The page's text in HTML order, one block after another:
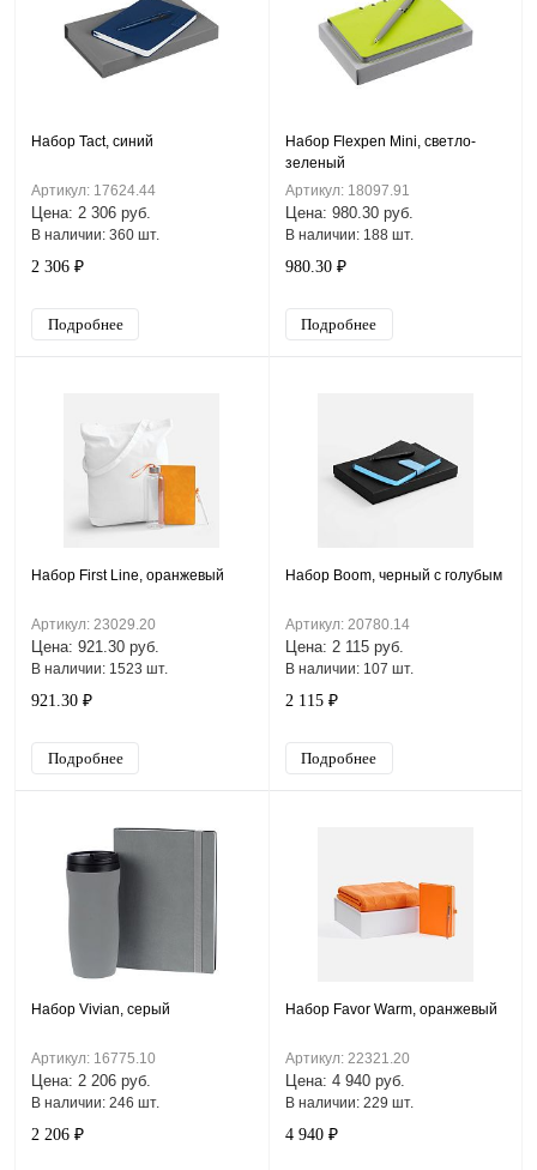
Набор Tact, синий
Артикул: 17624.44
Цена: 2 306 руб.
В наличии: 360 шт.
2 306 ₽
Подробнее
Набор Flexpen Mini, светло-
зеленый
Артикул: 18097.91
Цена: 980.30 руб.
В наличии: 188 шт.
980.30 ₽
Подробнее
Набор First Line, оранжевый
Артикул: 23029.20
Цена: 921.30 руб.
В наличии: 1523 шт.
921.30 ₽
Подробнее
Набор Boom, черный с голубым
Артикул: 20780.14
Цена: 2 115 руб.
В наличии: 107 шт.
2 115 ₽
Подробнее
Набор Vivian, серый
Артикул: 16775.10
Цена: 2 206 руб.
В наличии: 246 шт.
2 206 ₽
Набор Favor Warm, оранжевый
Артикул: 22321.20
Цена: 4 940 руб.
В наличии: 229 шт.
4 940 ₽